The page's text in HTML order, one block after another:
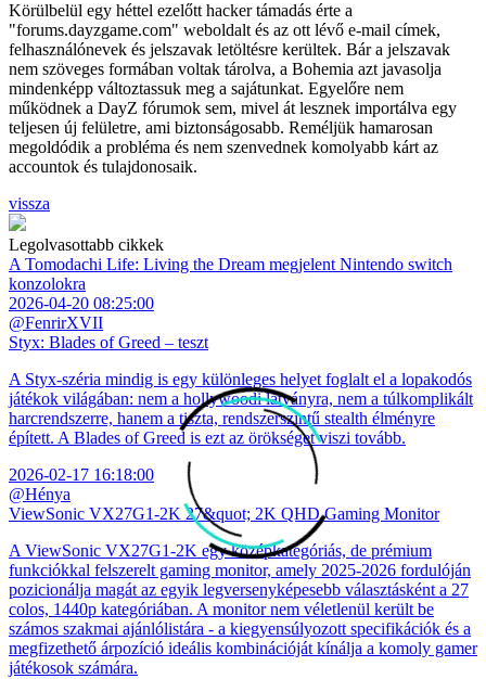
Körülbelül egy héttel ezelőtt hacker támadás érte a
"forums.dayzgame.com" weboldalt és az ott lévő e-mail címek,
felhasználónevek és jelszavak letöltésre kerültek. Bár a jelszavak
nem szöveges formában voltak tárolva, a Bohemia azt javasolja
mindenképp változtassuk meg a sajátunkat. Egyelőre nem
működnek a DayZ fórumok sem, mivel át lesznek importálva egy
teljesen új felületre, ami biztonságosabb. Reméljük hamarosan
megoldódik a probléma és nem szenvednek komolyabb kárt az
accountok és tulajdonosaik.
vissza
Legolvasottabb cikkek
A Tomodachi Life: Living the Dream megjelent Nintendo switch
konzolokra
2026-04-20 08:25:00
@FenrirXVII
Styx: Blades of Greed – teszt
A Styx-széria mindig is egy különleges helyet foglalt el a lopakodós
játékok világában: nem a hollywoodi látványra, nem a túlkomplikált
harcrendszerre, hanem a tiszta, rendszerszintű stealth élményre
épített. A Blades of Greed is ezt az örökséget viszi tovább.
2026-02-17 16:18:00
@Hénya
ViewSonic VX27G1-2K 27&quot; 2K QHD Gaming Monitor
A ViewSonic VX27G1-2K egy középkategóriás, de prémium
funkciókkal felszerelt gaming monitor, amely 2025-2026 fordulóján
pozicionálja magát az egyik legversenyképesebb választásként a 27
colos, 1440p kategóriában. A monitor nem véletlenül került be
számos szakmai ajánlólistára - a kiegyensúlyozott specifikációk és a
megfizethető árpozíció ideális kombinációját kínálja a komoly gamer
játékosok számára.